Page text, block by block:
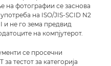
на фотографии се заснова
на ISO/JIS-SCID N2
и не го зема предвид
на компјутерот.
се просечни
тестот за категорија